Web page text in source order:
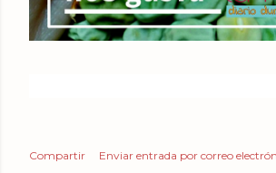
Compartir
Enviar entrada por correo